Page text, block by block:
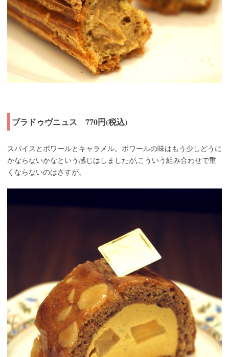
ブラドゥヴニュス 770円(税込)
スパイスとポワールとキャラメル。ポワールの味はもう少しどうに
かならないかなという感じはしましたが,こういう組み合わせで重
くならないのはさすが。